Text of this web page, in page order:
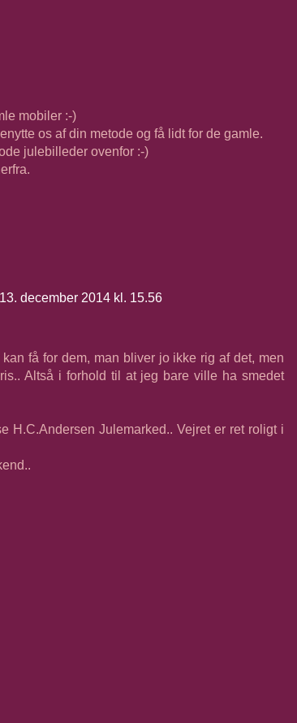
mobiler :-)
os af din metode og få lidt for de gamle.
julebilleder ovenfor :-)
13. december 2014 kl. 15.56
få for dem, man bliver jo ikke rig af det, men
Altså i forhold til at jeg bare ville ha smedet
H.C.Andersen Julemarked.. Vejret er ret roligt i